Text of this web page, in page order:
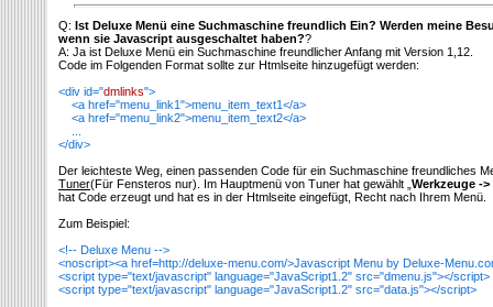
Q: Ist Deluxe Menü eine Suchmaschine freundlich Ein? Werden meine
wenn sie Javascript ausgeschaltet haben??
A: Ja ist Deluxe Menü ein Suchmaschine freundlicher Anfang mit Version 1,12.
Code im Folgenden Format sollte zur Htmlseite hinzugefügt werden:
<div id="dmlinks">
<a href="menu_link1">menu_item_text1</a>
<a href="menu_link2">menu_item_text2</a>
</div>
Der leichteste Weg, einen passenden Code für ein Suchmaschine freundliches
Tuner(Für Fensteros nur). Im Hauptmenü von Tuner hat gewählt „ Werkzeuge -
hat Code erzeugt und hat es in der Htmlseite eingefügt, Recht nach Ihrem Menü.
Zum Beispiel:
<!-- Deluxe Menu -->
<noscript><a href=http://deluxe-menu.com/>Javascript Menu by Deluxe-
<script type="text/javascript" language="JavaScript1.2" src="dmenu.js"></script>
<script type="text/javascript" language="JavaScript1.2" src="data.js"></script>